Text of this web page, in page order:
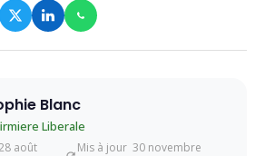
Blanc
Liberale
août
Mis à jour 30 novembre